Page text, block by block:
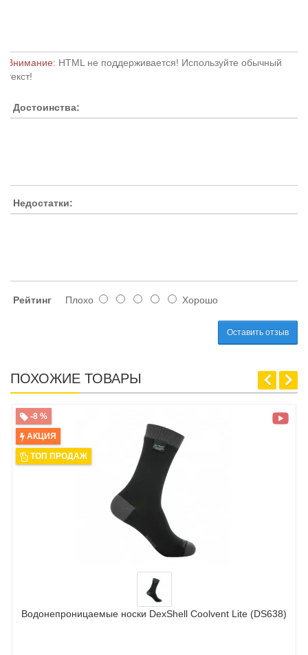
Внимание: HTML не поддерживается! Используйте обычный
текст!
Достоинства:
Недостатки:
Рейтинг Плохо Хорошо
Оставить отзыв
ПОХОЖИЕ ТОВАРЫ
-8 %
АКЦИЯ
ТОП ПРОДАЖ
Водонепроницаемые носки DexShell Coolvent Lite (DS638)